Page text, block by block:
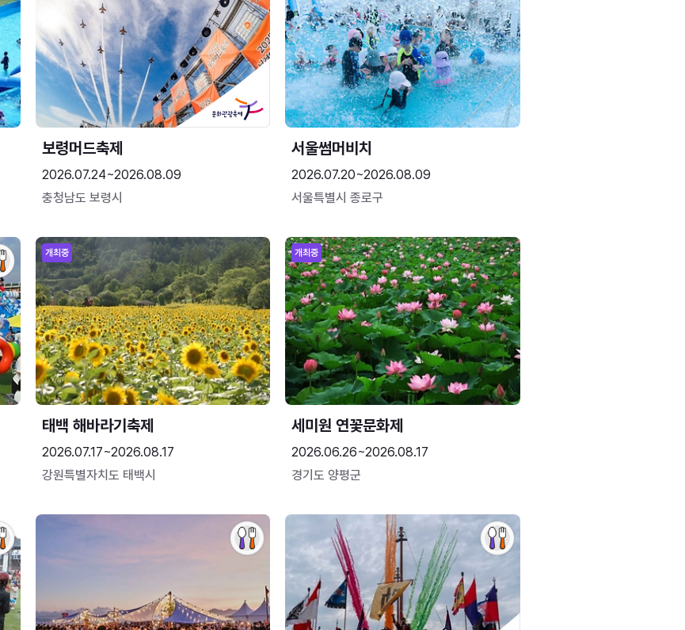
보령머드축제
2026.07.24~2026.08.09
충청남도 보령시
서울썸머비치
2026.07.20~2026.08.09
서울특별시 종로구
개최중
태백 해바라기축제
2026.07.17~2026.08.17
강원특별자치도 태백시
개최중
세미원 연꽃문화제
2026.06.26~2026.08.17
경기도 양평군